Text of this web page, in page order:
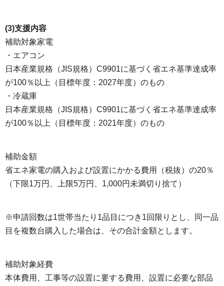
(3)支援内容
補助対象家電
・エアコン
日本産業規格（JIS規格）C9901に基づく省エネ基準達成率
が100％以上（目標年度：2027年度）のもの
・冷蔵庫
日本産業規格（JIS規格）C9901に基づく省エネ基準達成率
が100％以上（目標年度：2021年度）のもの
補助金額
省エネ家電の購入および設置にかかる費用（税抜）の20％
（下限1万円、上限5万円、1,000円未満切り捨て）
※申請回数は1世帯当たり1品目につき1回限りとし、同一品
目を複数台購入した場合は、その合計金額とします。
補助対象経費
本体費用、工事等の設置に要する費用、設置に必要な部品